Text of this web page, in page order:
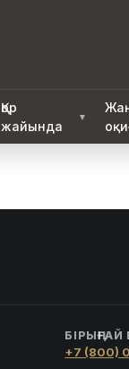
Қор
жайында
▼
+7 (800)